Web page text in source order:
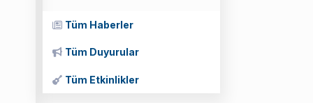
Tüm Haberler
Tüm Duyurular
Tüm Etkinlikler